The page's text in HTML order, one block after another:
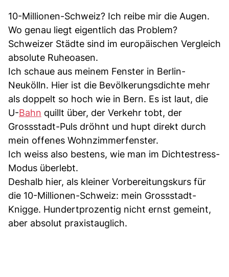
10-Millionen-Schweiz? Ich reibe mir die Augen.
Wo genau liegt eigentlich das Problem?
Schweizer Städte sind im europäischen Vergleich
absolute Ruheoasen.
Ich schaue aus meinem Fenster in Berlin-
Neukölln. Hier ist die Bevölkerungsdichte mehr
als doppelt so hoch wie in Bern. Es ist laut, die
U-Bahn quillt über, der Verkehr tobt, der
Grossstadt-Puls dröhnt und hupt direkt durch
mein offenes Wohnzimmerfenster.
Ich weiss also bestens, wie man im Dichtestress-
Modus überlebt.
Deshalb hier, als kleiner Vorbereitungskurs für
die 10-Millionen-Schweiz: mein Grossstadt-
Knigge. Hundertprozentig nicht ernst gemeint,
aber absolut praxistauglich.